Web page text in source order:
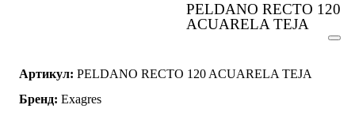
PELDANO RECTO 120
ACUARELA TEJA
Артикул: PELDANO RECTO 120 ACUARELA TEJA
Бренд: Exagres